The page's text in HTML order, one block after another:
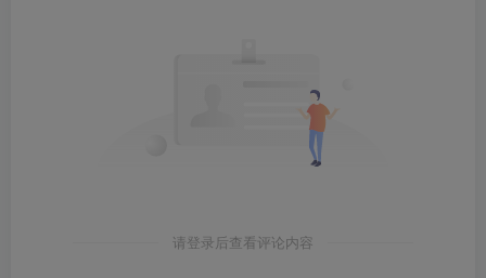
请登录后查看评论内容